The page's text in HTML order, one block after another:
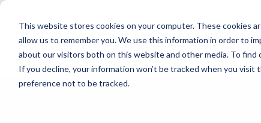
This website stores cookies on your computer. These cookies
allow us to remember you. We use this information in order to
about our visitors both on this website and other media. To find
If you decline, your information won’t be tracked when you
preference not to be tracked.
Secteurs Solutions Références